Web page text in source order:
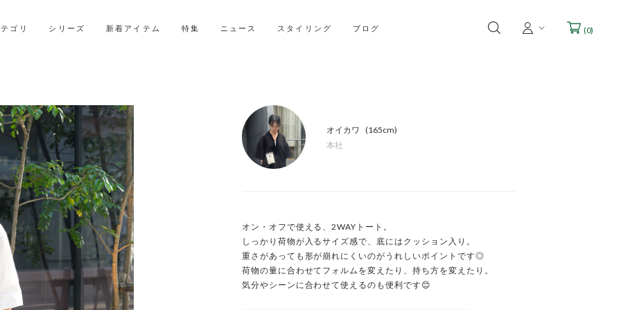
ゴリ
シリーズ 新着アイテム 特集 ニュース スタイリング ブログ (0)
オイカワ
本社
165cm
オン・オフで使える、2WAYトート。
しっかり荷物が入るサイズ感で、底にはクッション入り。
重さがあっても形が崩れにくいのがうれしいポイントです◎
荷物の量に合わせてフォルムを変えたり、持ち方を変えたり。
気分やシーンに合わせて使えるのも便利です😊